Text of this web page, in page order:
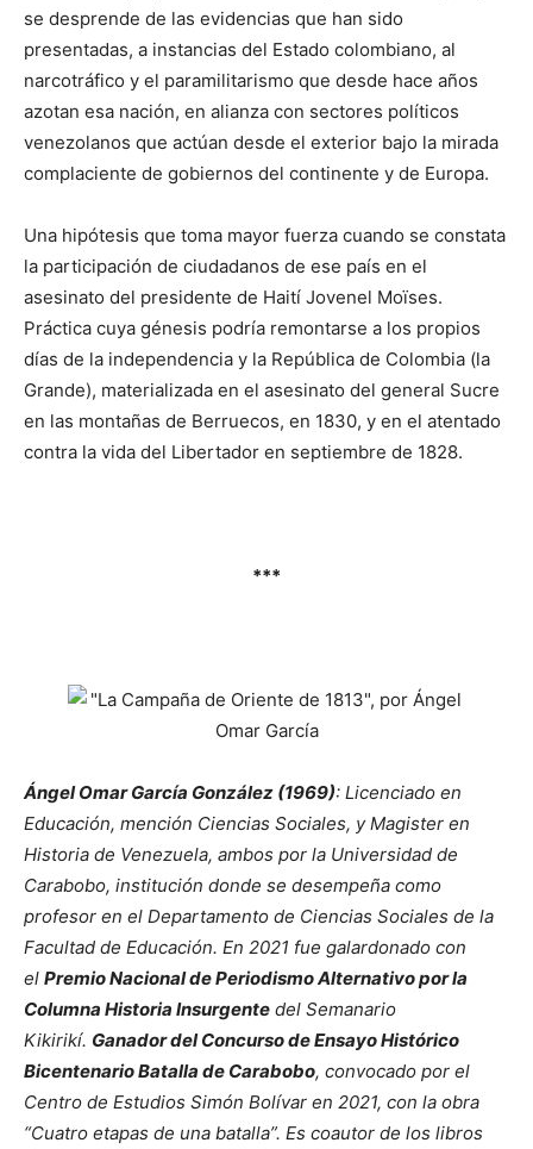
se desprende de las evidencias que han sido
presentadas, a instancias del Estado colombiano, al
narcotráfico y el paramilitarismo que desde hace años
azotan esa nación, en alianza con sectores políticos
venezolanos que actúan desde el exterior bajo la mirada
complaciente de gobiernos del continente y de Europa.
Una hipótesis que toma mayor fuerza cuando se constata
la participación de ciudadanos de ese país en el
asesinato del presidente de Haití Jovenel Moïses.
Práctica cuya génesis podría remontarse a los propios
días de la independencia y la República de Colombia (la
Grande), materializada en el asesinato del general Sucre
en las montañas de Berruecos, en 1830, y en el atentado
contra la vida del Libertador en septiembre de 1828.
***
Ángel Omar García González (1969): Licenciado en
Educación, mención Ciencias Sociales, y Magister en
Historia de Venezuela, ambos por la Universidad de
Carabobo, institución donde se desempeña como
profesor en el Departamento de Ciencias Sociales de la
Facultad de Educación. En 2021 fue galardonado con
el Premio Nacional de Periodismo Alternativo por la
Columna Historia Insurgente del Semanario
Kikirikí. Ganador del Concurso de Ensayo Histórico
Bicentenario Batalla de Carabobo, convocado por el
Centro de Estudios Simón Bolívar en 2021, con la obra
“Cuatro etapas de una batalla”. Es coautor de los libros